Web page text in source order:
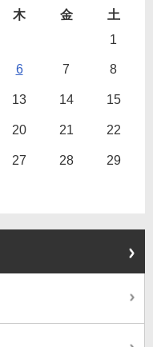
木 金
土
1
6 7 8
13 14 15
20 21 22
27 28 29